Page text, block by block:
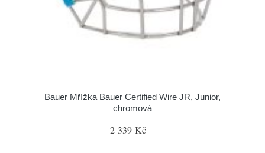
Bauer Mřížka Bauer Certified Wire JR, Junior,
chromová
2 339 Kč